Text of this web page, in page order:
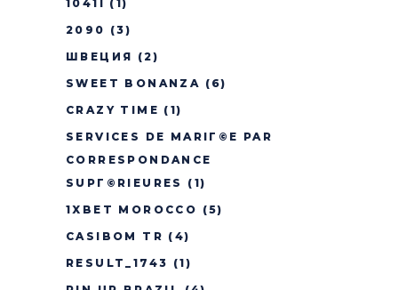
1041I (1)
2090 (3)
ШВЕЦИЯ (2)
SWEET BONANZA (6)
CRAZY TIME (1)
SERVICES DE MARIГ©E PAR
CORRESPONDANCE
SUPГ©RIEURES
(1)
1XBET MOROCCO (5)
CASIBOM TR (4)
RESULT_1743 (1)